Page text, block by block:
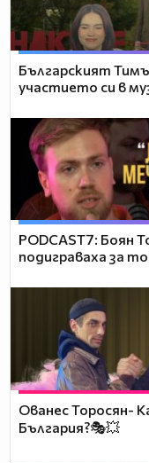
Българският
участието си в
PODCAST7: ‪Боян
подиграваха за
Ованес Торосян-
България?🎭💥